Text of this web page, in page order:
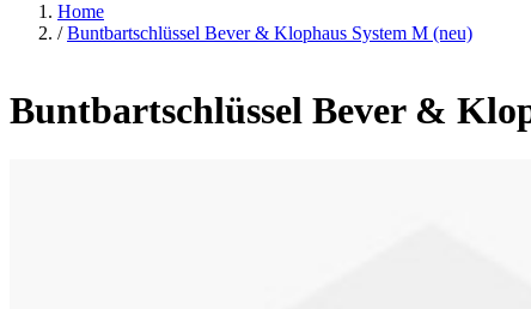
Home
/ Buntbartschlüssel Bever & Klophaus System M (neu)
Buntbartschlüssel Bever &